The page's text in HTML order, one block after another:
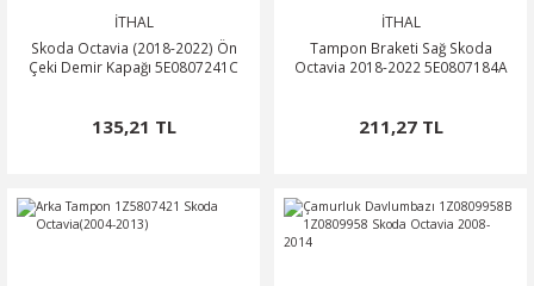
İTHAL
Skoda Octavia (2018-2022) Ön
Çeki Demir Kapağı 5E0807241C
135,21 TL
İTHAL
Tampon Braketi Sağ Skoda
Octavia 2018-2022 5E0807184A
211,27 TL